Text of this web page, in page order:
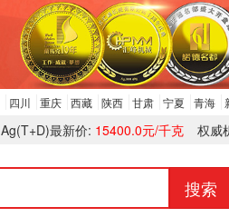
四川 重庆 西藏 陕西 甘肃 宁夏 青海
权威
最新价: 15400.0元/千克
搜索